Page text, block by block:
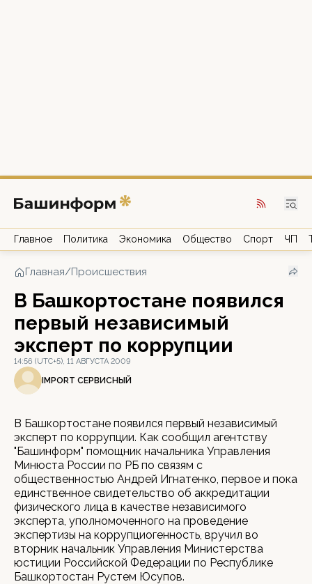
Главное Политика Экономика Общество Спорт ЧП
Главная/Происшествия
В Башкортостане появился
первый независимый
эксперт по коррупции
14:56 (UTC+5), 11 АВГУСТА 2009
IMPORT СЕРВИСНЫЙ
В Башкортостане появился первый независимый
эксперт по коррупции. Как сообщил агентству
"Башинформ" помощник начальника Управления
Минюста России по РБ по связям с
общественностью Андрей Игнатенко, первое и пока
единственное свидетельство об аккредитации
физического лица в качестве независимого
эксперта, уполномоченного на проведение
экспертизы на коррупциогенность, вручил во
вторник начальник Управления Министерства
юстиции Российской Федерации по Республике
Башкортостан Рустем Юсупов.